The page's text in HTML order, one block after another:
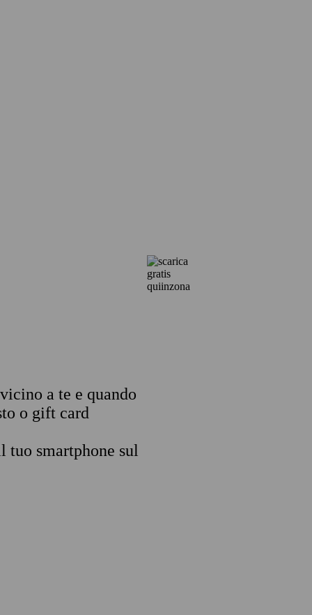
a te e quando
o gift card
tuo smartphone sul